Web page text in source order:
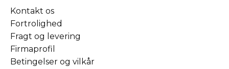
Kontakt os
Fortrolighed
Fragt og levering
Firmaprofil
Betingelser og vilkår